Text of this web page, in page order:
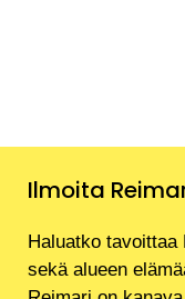
Ilmoita
Haluatko tavoittaa
sekä alueen